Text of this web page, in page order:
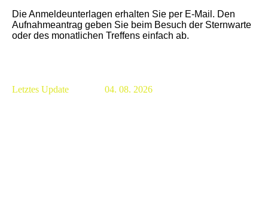
Die Anmeldeunterlagen erhalten Sie per E-Mail. Den
Aufnahmeantrag geben Sie beim Besuch der Sternwarte
oder des monatlichen Treffens einfach ab.
Letztes Update 04. 08. 2026